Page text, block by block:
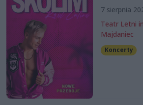
7 sierpnia
Teatr Letni
Majdaniec
Koncerty